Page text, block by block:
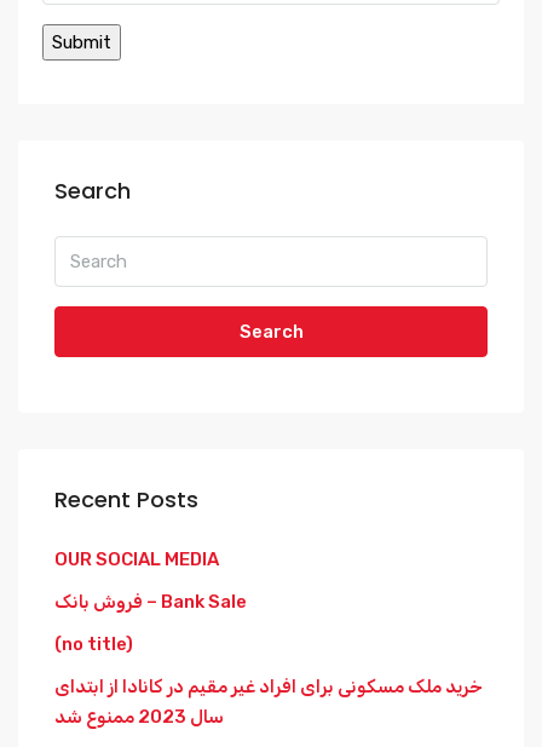
Search
Search
Recent Posts
OUR SOCIAL MEDIA
فروش بانک – Bank Sale
(no title)
خرید ملک مسکونی برای افراد غیر مقیم در کانادا از ابتدای
سال 2023 ممنوع شد